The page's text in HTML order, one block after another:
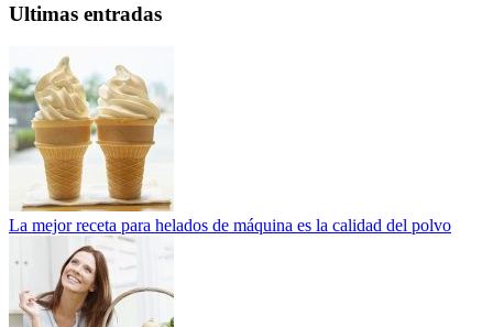
Ultimas entradas
La mejor receta para helados de máquina es la calidad del polvo